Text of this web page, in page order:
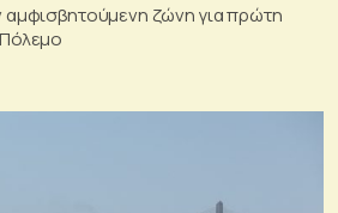
αμφισβητούμενη ζώνη για πρώτη